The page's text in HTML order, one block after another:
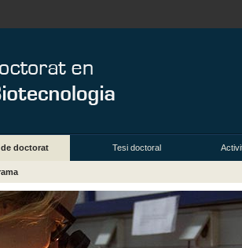
doctorat Tesi doctoral